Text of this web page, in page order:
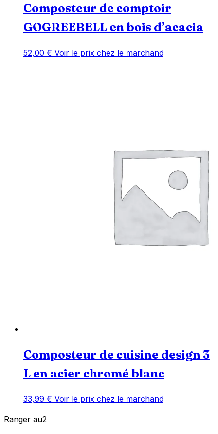
Composteur de comptoir
GOGREEBELL en bois d’acacia
52,00 € Voir le prix chez le marchand
Composteur de cuisine design 3
L en acier chromé blanc
33,99 € Voir le prix chez le marchand
Ranger au2